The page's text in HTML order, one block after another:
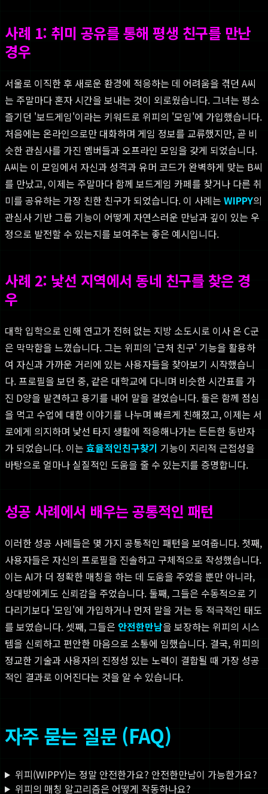
사례 1: 취미 공유를 통해 평생 친구를 만난
경우
서울로 이직한 후 새로운 환경에 적응하는 데 어려움을 겪던 A씨
는 주말마다 혼자 시간을 보내는 것이 외로웠습니다. 그녀는 평소
즐기던 '보드게임'이라는 키워드로 위피의 '모임'에 가입했습니다.
처음에는 온라인으로만 대화하며 게임 정보를 교류했지만, 곧 비
슷한 관심사를 가진 멤버들과 오프라인 모임을 갖게 되었습니다.
A씨는 이 모임에서 자신과 성격과 유머 코드가 완벽하게 맞는 B씨
를 만났고, 이제는 주말마다 함께 보드게임 카페를 찾거나 다른 취
미를 공유하는 가장 친한 친구가 되었습니다. 이 사례는 WIPPY의
관심사 기반 그룹 기능이 어떻게 자연스러운 만남과 깊이 있는 우
정으로 발전할 수 있는지를 보여주는 좋은 예시입니다.
사례 2: 낯선 지역에서 동네 친구를 찾은 경
우
대학 입학으로 인해 연고가 전혀 없는 지방 소도시로 이사 온 C군
은 막막함을 느꼈습니다. 그는 위피의 '근처 친구' 기능을 활용하
여 자신과 가까운 거리에 있는 사용자들을 찾아보기 시작했습니
다. 프로필을 보던 중, 같은 대학교에 다니며 비슷한 시간표를 가
진 D양을 발견하고 용기를 내어 말을 걸었습니다. 둘은 함께 점심
을 먹고 수업에 대한 이야기를 나누며 빠르게 친해졌고, 이제는 서
로에게 의지하며 낯선 타지 생활에 적응해나가는 든든한 동반자
가 되었습니다. 이는 효율적인친구찾기 기능이 지리적 근접성을
바탕으로 얼마나 실질적인 도움을 줄 수 있는지를 증명합니다.
성공 사례에서 배우는 공통적인 패턴
이러한 성공 사례들은 몇 가지 공통적인 패턴을 보여줍니다. 첫째,
사용자들은 자신의 프로필을 진솔하고 구체적으로 작성했습니다.
이는 AI가 더 정확한 매칭을 하는 데 도움을 주었을 뿐만 아니라,
상대방에게도 신뢰감을 주었습니다. 둘째, 그들은 수동적으로 기
다리기보다 '모임'에 가입하거나 먼저 말을 거는 등 적극적인 태도
를 보였습니다. 셋째, 그들은 안전한만남을 보장하는 위피의 시스
템을 신뢰하고 편안한 마음으로 소통에 임했습니다. 결국, 위피의
정교한 기술과 사용자의 진정성 있는 노력이 결합될 때 가장 성공
적인 결과로 이어진다는 것을 알 수 있습니다.
자주 묻는 질문 (FAQ)
위피(WIPPY)는 정말 안전한가요? 안전한만남이 가능한가요?
위피의 매칭 알고리즘은 어떻게 작동하나요?